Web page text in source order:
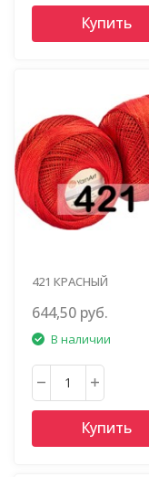
Купить
421 КРАСНЫЙ
644,50 руб.
В наличии
Купить